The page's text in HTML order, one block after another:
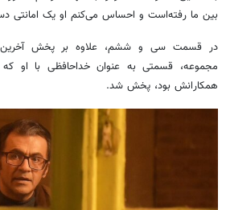
بین ما رفته‌است و احساس می‌کنم او یک امانتی
در قسمت سی و ششم، علاوه بر پخش آخرین
مجموعه، قسمتی به عنوان خداحافظی با او
همکارانش بود، پخش شد.